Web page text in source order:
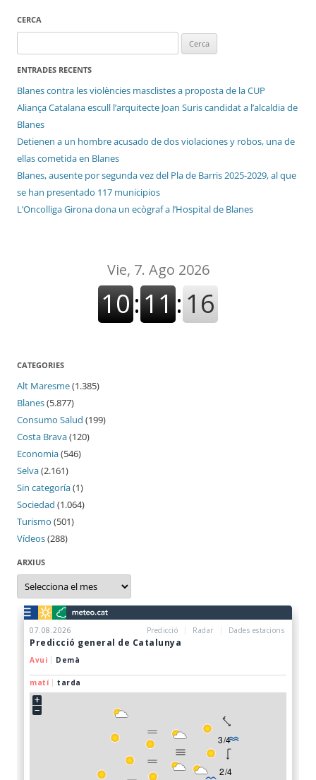
CERCA
ENTRADES RECENTS
Blanes contra les violències masclistes a proposta de la CUP
Aliança Catalana escull l’arquitecte Joan Suris candidat a l’alcaldia de
Blanes
Detienen a un hombre acusado de dos violaciones y robos, una de
ellas cometida en Blanes
Blanes, ausente por segunda vez del Pla de Barris 2025-2029, al que
se han presentado 117 municipios
L’Oncolliga Girona dona un ecògraf a l’Hospital de Blanes
CATEGORIES
Alt Maresme(1.385)
Blanes(5.877)
Consumo Salud (199)
Costa Brava(120)
Economia(546)
Selva(2.161)
Sin categoría(1)
Sociedad (1.064)
Turismo (501)
Vídeos(288)
ARXIUS
Arxius